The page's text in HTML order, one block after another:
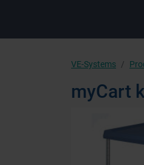
VE-Systems
myCart